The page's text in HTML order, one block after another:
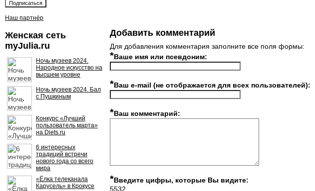
Наш партнёр
Женская сеть
myJulia.ru
Ночь музеев 2024.
Народное искусство на
высшем уровне
Ночь музеев 2024. Бал
с Пушкиным
Конкурс «Лучший
пользователь марта»
на Diets.ru
6 интересных
традиций встречи
нового года со всего
мира
«Ёлка телеканала
Карусель» в Крокусе
Добавить комментарий
Для добавления комментария заполните все поля формы:
*Ваше имя или псевдоним:
*Ваш e-mail (не отображается для всех пользователей):
*Ваш комментарий:
*Введите цифры, которые Вы видите:
5532